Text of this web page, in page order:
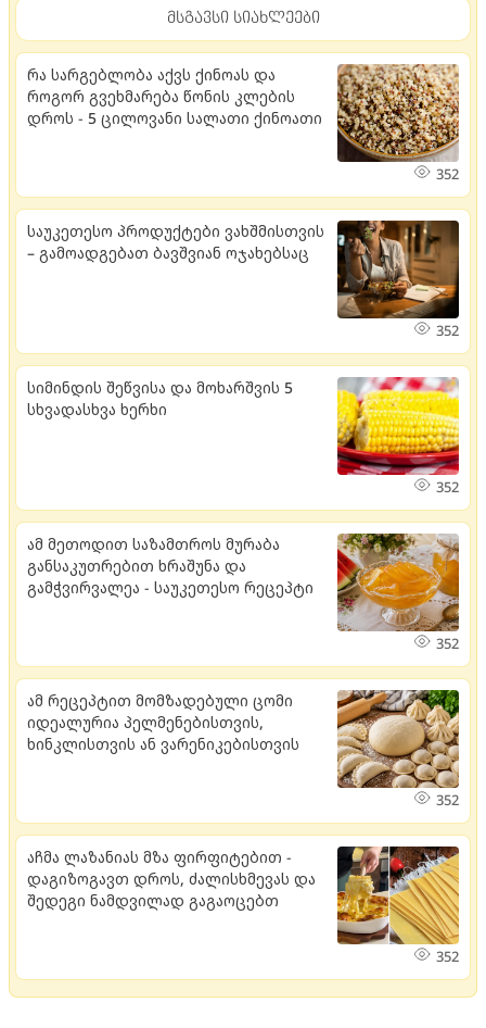
მსგავსი სიახლეები
რა სარგებლობა აქვს ქინოას და
როგორ გვეხმარება წონის კლების
დროს - 5 ცილოვანი სალათი ქინოათი
352
საუკეთესო პროდუქტები ვახშმისთვის
– გამოადგებათ ბავშვიან ოჯახებსაც
352
სიმინდის შეწვისა და მოხარშვის 5
სხვადასხვა ხერხი
352
ამ მეთოდით საზამთროს მურაბა
განსაკუთრებით ხრაშუნა და
გამჭვირვალეა - საუკეთესო რეცეპტი
352
ამ რეცეპტით მომზადებული ცომი
იდეალურია პელმენებისთვის,
ხინკლისთვის ან ვარენიკებისთვის
352
აჩმა ლაზანიას მზა ფირფიტებით -
დაგიზოგავთ დროს, ძალისხმევას და
შედეგი ნამდვილად გაგაოცებთ
352